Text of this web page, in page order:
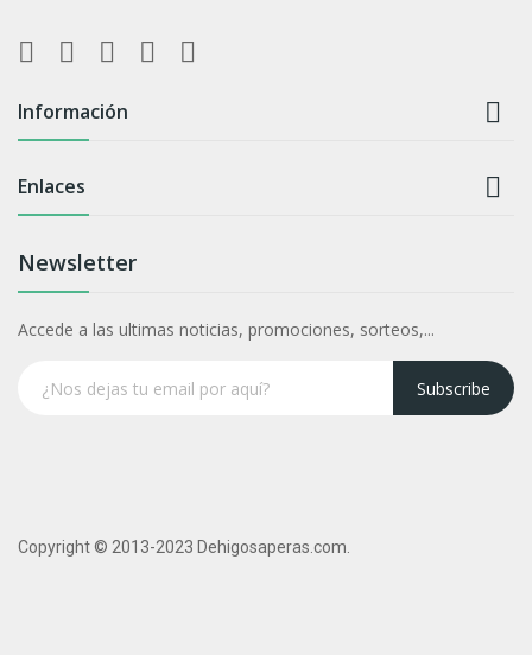
Información 
Enlaces 
Newsletter
Accede a las ultimas noticias, promociones, sorteos,...
Subscribe
Copyright © 2013-2023 Dehigosaperas.com.